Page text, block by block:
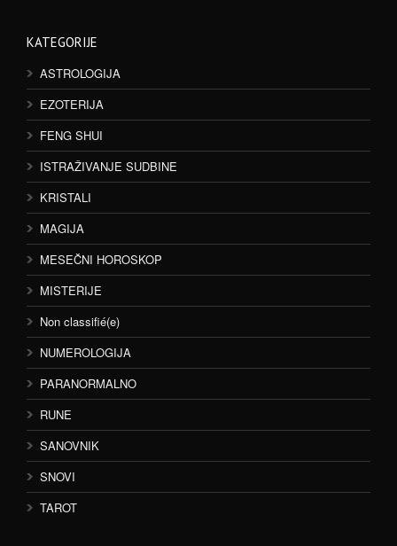
KATEGORIJE
ASTROLOGIJA
EZOTERIJA
FENG SHUI
ISTRAŽIVANJE SUDBINE
KRISTALI
MAGIJA
MESEČNI HOROSKOP
MISTERIJE
Non classifié(e)
NUMEROLOGIJA
PARANORMALNO
RUNE
SANOVNIK
SNOVI
TAROT